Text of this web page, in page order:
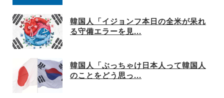
韓国人「イジョンフ本日の全米が呆れ
る守備エラーを見...
韓国人「ぶっちゃけ日本人って韓国人
のことをどう思っ...